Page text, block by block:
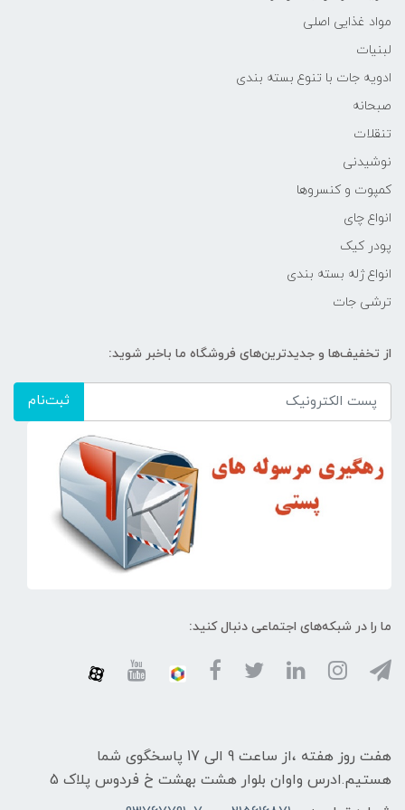
مواد غذایی اصلی
لبنیات
ادویه جات با تنوع بسته بندی
صبحانه
تنقلات
نوشیدنی
کمپوت و کنسروها
انواع چای
پودر کیک
انواع ژله بسته بندی
ترشی جات
از تخفیف‌ها و جدیدترین‌های فروشگاه ما باخبر شوید:
ثبت‌نام
ما را در شبکه‌های اجتماعی دنبال کنید:
هفت روز هفته ،از ساعت 9 الی 17 پاسخگوی شما
هستیم.ادرس واوان بلوار هشت بهشت خ فردوس پلاک 5